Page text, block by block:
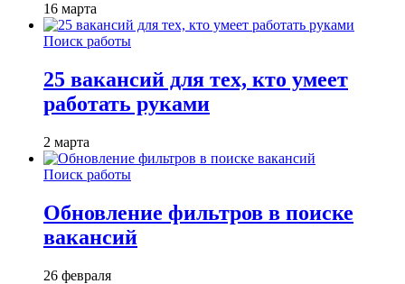
16 марта
Поиск работы
25 вакансий для тех, кто умеет
работать руками
2 марта
Поиск работы
Обновление фильтров в поиске
вакансий
26 февраля